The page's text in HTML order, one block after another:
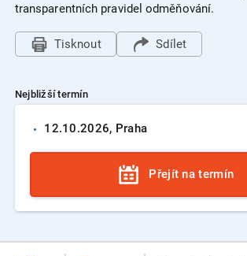
transparentních pravidel odměňování.
Tisknout Sdílet
Nejbližší termín
12.10.2026, Praha
Přejít na termín